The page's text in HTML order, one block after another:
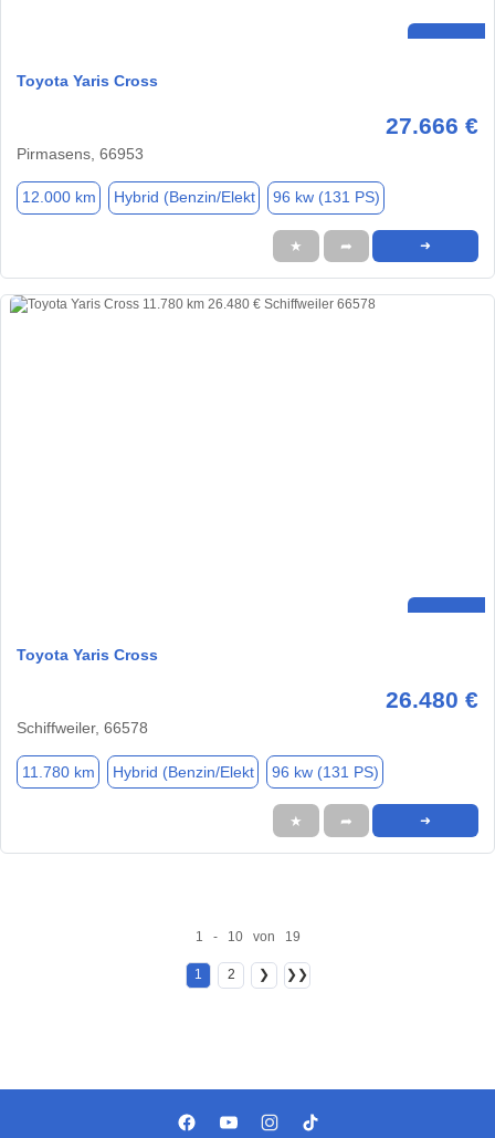
Toyota Yaris Cross
27.666 €
Pirmasens, 66953
12.000 km Hybrid (Benzin/Elekt 96 kw (131 PS)
★ ➦ ➜
Toyota Yaris Cross
26.480 €
Schiffweiler, 66578
11.780 km Hybrid (Benzin/Elekt 96 kw (131 PS)
★ ➦ ➜
1 - 10 von 19
1 2 ❯ ❯❯